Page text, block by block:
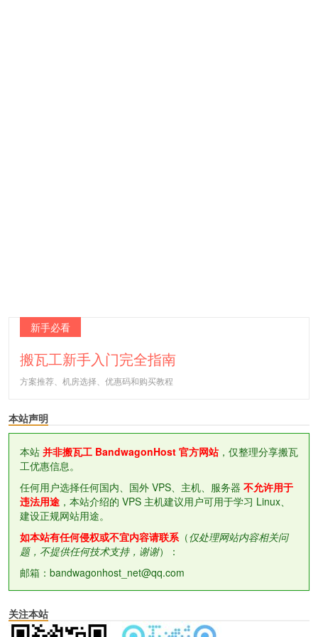
新手必看
搬瓦工新手入门完全指南
方案推荐、机房选择、优惠码和购买教程
本站声明
本站 并非搬瓦工 BandwagonHost 官方网站，仅整理分享搬瓦
工优惠信息。
任何用户选择任何国内、国外 VPS、主机、服务器 不允许用于
违法用途 ，本站介绍的 VPS 主机建议用户可用于学习 Linux、
建设正规网站用途。
如本站有任何侵权或不宜内容请联系（仅处理网站内容相关问
题，不提供任何技术支持，谢谢）：
邮箱：bandwagonhost_net@qq.com
关注本站